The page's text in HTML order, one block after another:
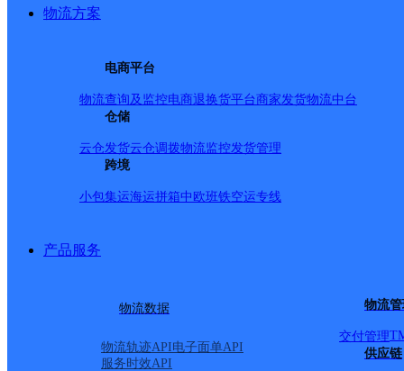
物流方案
电商平台
物流查询及监控电商退换货平台商家发货物流中台
仓储
云仓发货云仓调拨物流监控发货管理
跨境
小包集运海运拼箱中欧班铁空运专线
产品服务
物流数据
物流轨迹API电子面单API
服务时效API
物流
交付管理
供应链
中通快递(7)
大新县(34)
天等县,崇左市,快递网点
派送范围:详情